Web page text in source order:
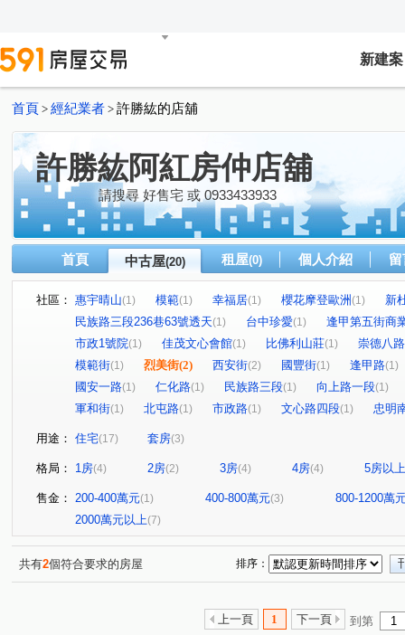
新建案
首頁 > 經紀業者 > 許勝紘的店舖
許勝紘阿紅房仲店舖
請搜尋 好售宅 或 0933433933
首頁 中古屋(20) 租屋(0) 個人介紹
社區： 惠宇晴山(1) 模範(1) 幸福居(1) 櫻花摩登歐洲(1)
新
民族路三段236巷63號透天(1) 台中珍愛(1)
逢甲第五街商
市政1號院(1) 佳茂文心會館(1) 比佛利山莊(1)
崇德八
模範街(1) 烈美街(2) 西安街(2) 國豐街(1) 逢甲路(1)
國安一路(1) 仁化路(1) 民族路三段(1) 向上路一段(1)
軍和街(1) 北屯路(1) 市政路(1) 文心路四段(1) 忠明
用途： 住宅(17) 套房(3)
格局： 1房(4) 2房(2) 3房(4) 4房(4) 5房以上
售金： 200-400萬元(1) 400-800萬元(3)
800-1200萬
2000萬元以上(7)
共有2個符合要求的房屋 排序：
上一頁 1 下一頁 到第